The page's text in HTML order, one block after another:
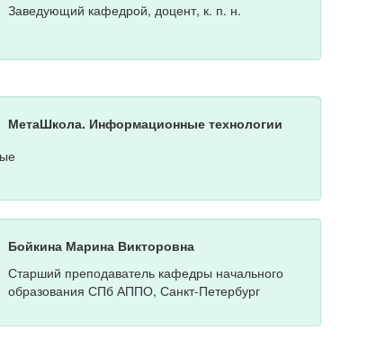
Заведующий кафедрой, доцент, к. п. н.
МетаШкола. Информационные технологии
Бойкина Марина Викторовна
Старший преподаватель кафедры начального
образования СПб АППО, Санкт-Петербург